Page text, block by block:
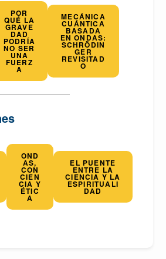
POR
QUÉ LA
GRAVE
DAD
PODRÍA
NO SER
UNA
FUERZ
A
MECÁNICA
CUÁNTICA
BASADA
EN ONDAS:
SCHRÖDIN
GER
REVISITAD
O
OND
AS,
CON
CIEN
CIA Y
ÉTIC
A
EL PUENTE
ENTRE LA
CIENCIA Y LA
ESPIRITUALI
DAD